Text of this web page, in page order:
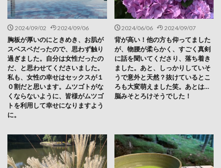
2024/09/02 2024/09/06
胸板が厚いのにときめき、お肌が
スベスベだったので、思わず触り
過ぎました。自分は女性だったの
だ、と思わせてくださいました。
私も、女性の幸せはセックスが１
０割だと思います。ムツゴトがな
くならないように、皆様がムツゴ
トを利用して幸せになりますよう
に。
2024/06/06 2024/09/07
背が高い！他の方も仰ってました
が、物腰が柔らかく、すごく真剣
に話を聞いてくださり、落ち着き
ました。あと、しっかりしていそ
うで意外と天然？抜けているとこ
ろも大変萌えました笑。あとは…
脳みそとろけそうでした！